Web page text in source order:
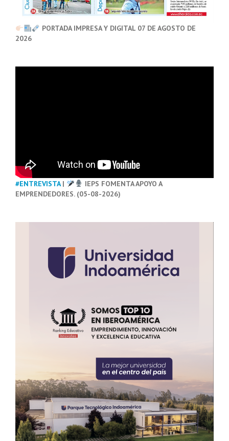
PORTADA IMPRESA Y DIGITAL 07 DE AGOSTO DE
2026
#ENTREVISTA|
IEPS FOMENTA APOYO A
EMPRENDEDORES. (05-08-2026)